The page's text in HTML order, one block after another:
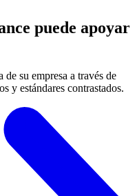
puede apoyar
su empresa a través de
y estándares contrastados.